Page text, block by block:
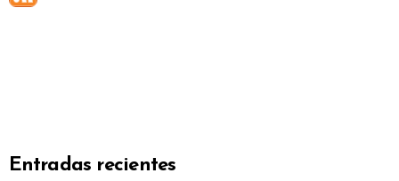
Entradas recientes